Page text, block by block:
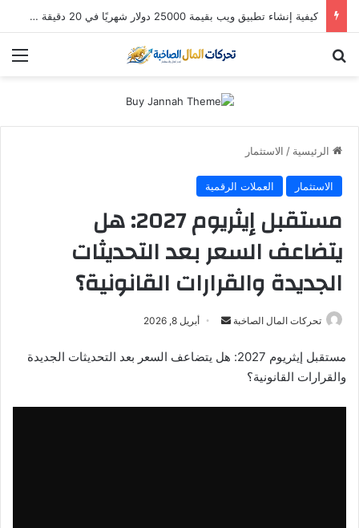
كيفية إنشاء تطبيق ويب بقيمة 25000 دولار شهريًا في 20 دقيقة (باستخدام Hostinger Horizons AI)
الرئيسية / الاستثمار
الاستثمار العملات الرقمية
مستقبل إيثريوم 2027: هل
يتضاعف السعر بعد التحديثات
الجديدة والقرارات القانونية؟
تحركات المال الصاخبة
أرسل
إلكترونيا
أبريل 8, 2026
مستقبل إيثريوم 2027: هل يتضاعف السعر بعد التحديثات الجديدة
والقرارات القانونية؟